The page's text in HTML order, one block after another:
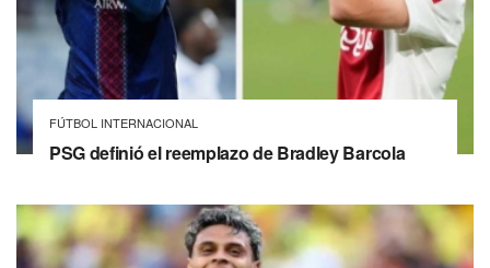
FÚTBOL INTERNACIONAL
PSG definió el reemplazo de Bradley Barcola